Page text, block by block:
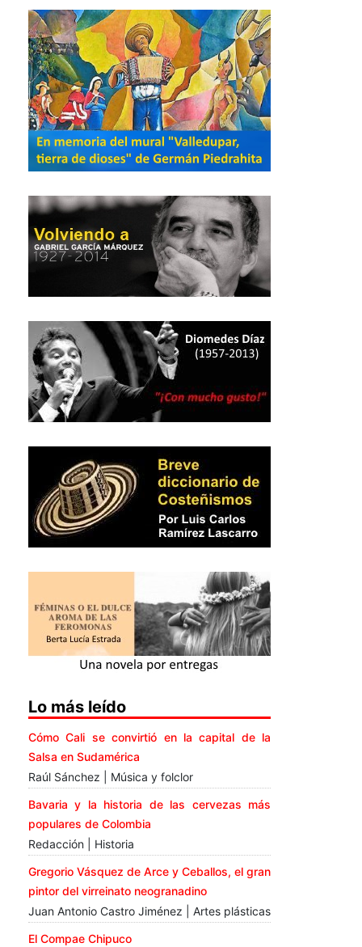
Lo más leído
Cómo Cali se convirtió en la capital de la
Salsa en Sudamérica
Raúl Sánchez | Música y folclor
Bavaria y la historia de las cervezas más
populares de Colombia
Redacción | Historia
Gregorio Vásquez de Arce y Ceballos, el gran
pintor del virreinato neogranadino
Juan Antonio Castro Jiménez | Artes plásticas
El Compae Chipuco